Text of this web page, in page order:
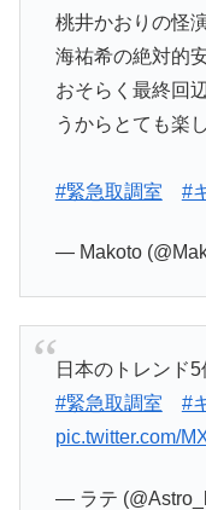
桃井かおりの怪
海祐希の絶対的
おそらく最終回
うからとても楽し
#緊急取調室 #
— Makoto
日本のトレンド
#緊急取調室
#
pic.twitter.com/
— ラテ